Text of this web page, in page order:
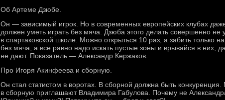
Об Артеме Дзюбе.
Он — зависимый игрок. Но в современных европейских клубах
должен уметь играть без мяча. Дзюба этого делать совершенно не
в спартаковской школе. Можно открыться 10 раз, а забить только
без мяча, а все равно надо искать пустые зоны и врывайся в них,
не дают. Показатель — Александр Кержаков.
Про Игоря Акинфеева и сборную.
Он стал статистом в воротах. В сборной должна быть
в сборную приглашают Владимира Габулова. Почему не